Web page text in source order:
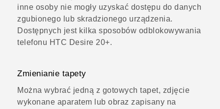
inne osoby nie mogły uzyskać dostępu do danych
zgubionego lub skradzionego urządzenia.
Dostępnych jest kilka sposobów odblokowywania
telefonu HTC Desire 20‍+.
Zmienianie tapety
Można wybrać jedną z gotowych tapet, zdjęcie
wykonane aparatem lub obraz zapisany na